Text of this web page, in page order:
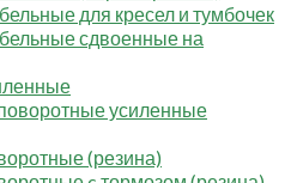
для кресел и тумбочек
сдвоенные на
усиленные
(резина)